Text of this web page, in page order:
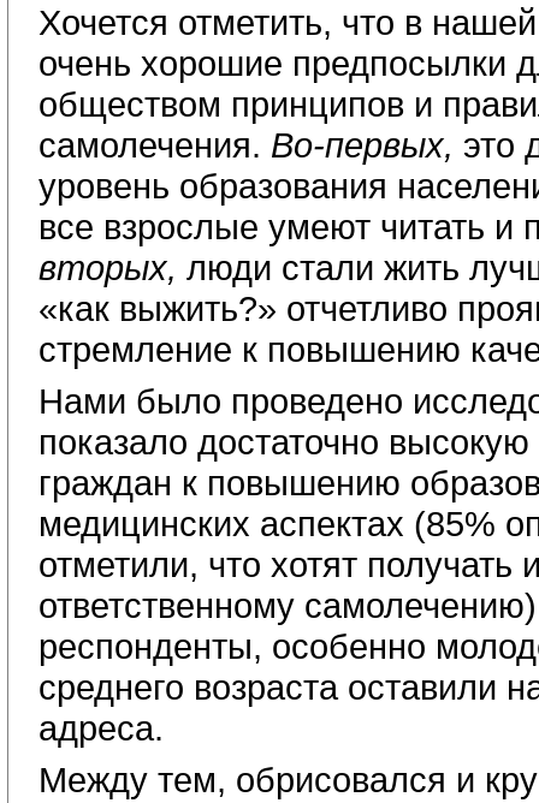
Хочется отметить, что в
очень хорошие предпосылки
обществом принципов и
самолечения. Во-первых, это
уровень образования
все взрослые умеют читать и
вторых, люди стали жить
«как выжить?» отчетливо
стремление к повышению
Нами было проведено
показало достаточно высокую
граждан к повышению
медицинских аспектах (85%
отметили, что хотят
ответственному
респонденты, особенно
среднего возраста оставили
адреса.
Между тем, обрисовался и